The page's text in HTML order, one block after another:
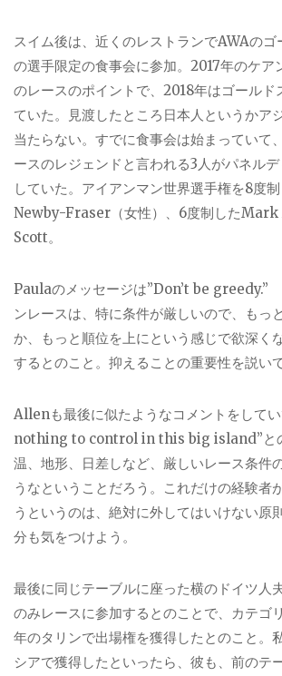
スイム後は、近くのレストランでAWAのゴ
の選手限定の食事会に参加。 2017年のケア
のレースのポイントで、2018年はゴールド
ていた。見渡したところ日本人というかア
当たらない。すでに食事会は始まっていて
ースのレジェンドと言われる3人がパネル
していた。アイアンマン世界選手権を8度
Newby-Fraser （女性）、 6度制したMark
Scott。
Paulaのメッセージは”Don’t be greedy.”
ンレースは、特に条件が厳しいので、もっ
か、もっと順位を上にという感じで欲深く
するとのこと。抑えることの重要性を説いて
Allenも最後に似たようなコメントをして
nothing to control in this big island”と
温、地形、日差しなど、厳しいレース条件
うなということだろう。これだけの経験者
うというのは、絶対に外してはいけない原
分も気をつけよう。
最後に同じテーブルに座った横のドイツ人
のみレースに参加するとのことで、カテゴ
年のタリンで出場権を獲得したとのこと。
シアで獲得したといったら、彼も、前のテ